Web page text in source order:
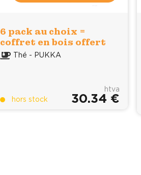
6 pack au choix =
coffret en bois offert
Thé - PUKKA
hors stock
htva
30.34 €